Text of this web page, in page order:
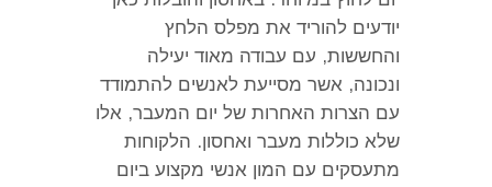
יודעים להוריד את מפלס הלחץ
והחששות, עם עבודה מאוד יעילה
ונכונה, אשר מסייעת לאנשים להתמודד
עם הצרות האחרות של יום המעבר, אלו
שלא כוללות מעבר ואחסון. הלקוחות
מתעסקים עם המון אנשי מקצוע ביום